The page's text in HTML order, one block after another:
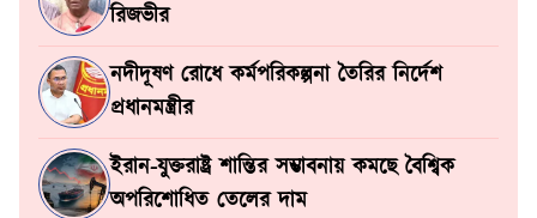
রিজভীর
নদীদূষণ রোধে কর্মপরিকল্পনা তৈরির নির্দেশ
প্রধানমন্ত্রীর
ইরান-যুক্তরাষ্ট্র শান্তির সম্ভাবনায় কমছে বৈশ্বিক
অপরিশোধিত তেলের দাম